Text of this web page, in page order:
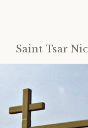
Saint Tsar